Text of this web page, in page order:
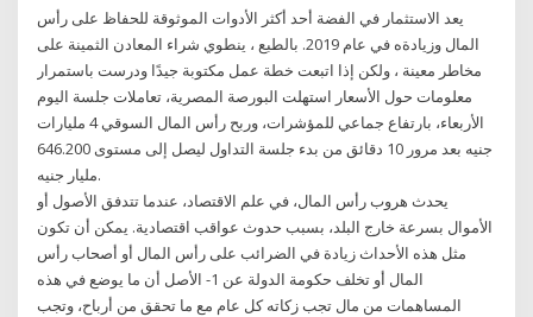
يعد الاستثمار في الفضة أحد أكثر الأدوات الموثوقة للحفاظ على رأس
المال وزيادةه في عام 2019. بالطبع ، ينطوي شراء المعادن الثمينة على
مخاطر معينة ، ولكن إذا اتبعت خطة عمل مكتوبة جيدًا ودرست باستمرار
معلومات حول الأسعار استهلت البورصة المصرية، تعاملات جلسة اليوم
الأربعاء، بارتفاع جماعي للمؤشرات، وربح رأس المال السوقي 4 مليارات
جنيه بعد مرور 10 دقائق من بدء جلسة التداول ليصل إلى مستوى 646.200
مليار جنيه.
يحدث هروب رأس المال، في علم الاقتصاد، عندما تتدفق الأصول أو
الأموال بسرعة خارج البلد، بسبب حدوث عواقب اقتصادية. يمكن أن تكون
مثل هذه الأحداث زيادة في الضرائب على رأس المال أو أصحاب رأس
المال أو تخلف حكومة الدولة عن 1- الأصل أن ما يوضع في هذه
المساهمات من مال تجب زكاته كل عام مع ما تحقق من أرباح، وتجب